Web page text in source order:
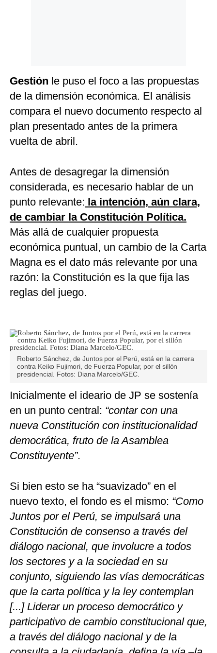
Gestión le puso el foco a las propuestas
de la dimensión económica. El análisis
compara el nuevo documento respecto al
plan presentado antes de la primera
vuelta de abril.
Antes de desagregar la dimensión
considerada, es necesario hablar de un
punto relevante: la intención, aún clara,
de cambiar la Constitución Política.
Más allá de cualquier propuesta
económica puntual, un cambio de la Carta
Magna es el dato más relevante por una
razón: la Constitución es la que fija las
reglas del juego.
Roberto Sánchez, de Juntos por el Perú, está en la carrera
contra Keiko Fujimori, de Fuerza Popular, por el sillón
presidencial. Fotos: Diana Marcelo/GEC.
Inicialmente el ideario de JP se sostenía
en un punto central: “contar con una
nueva Constitución con institucionalidad
democrática, fruto de la Asamblea
Constituyente”.
Si bien esto se ha “suavizado” en el
nuevo texto, el fondo es el mismo: “Como
Juntos por el Perú, se impulsará una
Constitución de consenso a través del
diálogo nacional, que involucre a todos
los sectores y a la sociedad en su
conjunto, siguiendo las vías democráticas
que la carta política y la ley contemplan
[...] Liderar un proceso democrático y
participativo de cambio constitucional que,
a través del diálogo nacional y de la